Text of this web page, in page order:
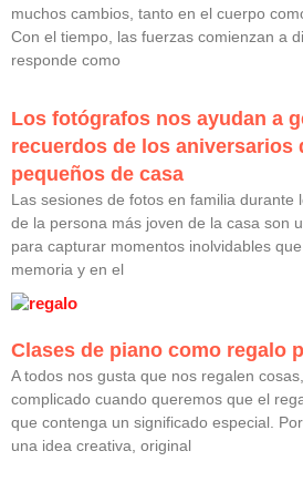
muchos cambios, tanto en el cuerpo
Con el tiempo, las fuerzas comienzan a
responde como
Los fotógrafos nos ayudan a
recuerdos de los aniversarios
pequeños de casa
Las sesiones de fotos en familia durante
de la persona más joven de la casa son
para capturar momentos inolvidables
memoria y en el
Clases de piano como regalo
A todos nos gusta que nos regalen
complicado cuando queremos que el
que contenga un significado especial.
una idea creativa, original